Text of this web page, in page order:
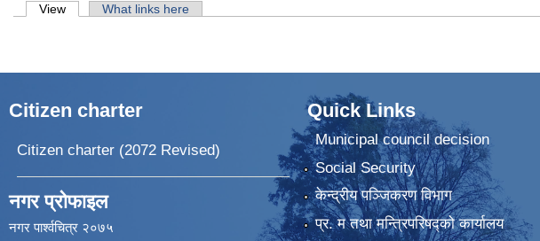
Primary tabs
View (active tab)What links here
Citizen charter
Citizen charter (2072 Revised)
नगर प्रोफाइल
नगर पार्श्वचित्र २०७५
Quick Links
Municipal council decision
Social Security
केन्द्रीय पञ्जिकरण विभाग
प्र. म तथा मन्त्रिपरिषद्को कार्यालय